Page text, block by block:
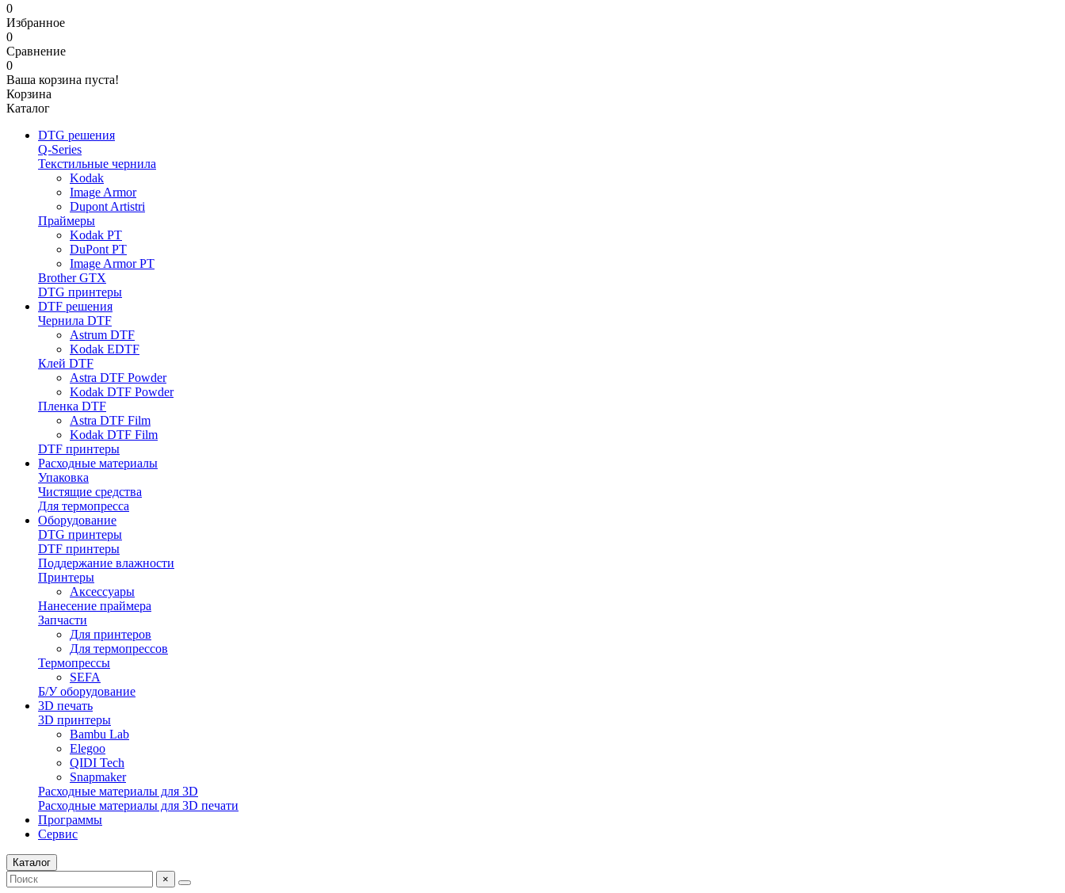
0
Избранное
0
Сравнение
0
Ваша корзина пуста!
Корзина
Каталог
DTG решения
Q-Series
Текстильные чернила
Kodak
Image Armor
Dupont Artistri
Праймеры
Kodak PT
DuPont PT
Image Armor PT
Brother GTX
DTG принтеры
DTF решения
Чернила DTF
Astrum DTF
Kodak EDTF
Клей DTF
Astra DTF Powder
Kodak DTF Powder
Пленка DTF
Astra DTF Film
Kodak DTF Film
DTF принтеры
Расходные материалы
Упаковка
Чистящие средства
Для термопресса
Оборудование
DTG принтеры
DTF принтеры
Поддержание влажности
Принтеры
Аксессуары
Нанесение праймера
Запчасти
Для принтеров
Для термопрессов
Термопрессы
SEFA
Б/У оборудование
3D печать
3D принтеры
Bambu Lab
Elegoo
QIDI Tech
Snapmaker
Расходные материалы для 3D
Расходные материалы для 3D печати
Программы
Сервис
Каталог
×